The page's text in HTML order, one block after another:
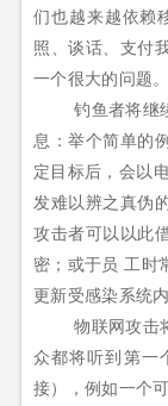
们也越来越依赖
照、谈话、支付
一个很大的问题。
钓鱼者将继
息：举个简单的
定目标后，会以
发难以辨之真伪
攻击者可以以此
密；或于员 工时
更新受感染系统
物联网攻击
众都将听到第一
接），例如一个